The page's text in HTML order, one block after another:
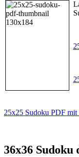
25x25 Sudoku PDF mit
36x36 Sudoku